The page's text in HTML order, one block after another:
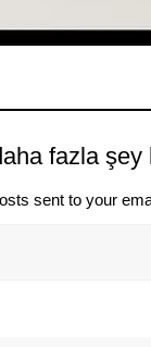
fazla şey
sent to your